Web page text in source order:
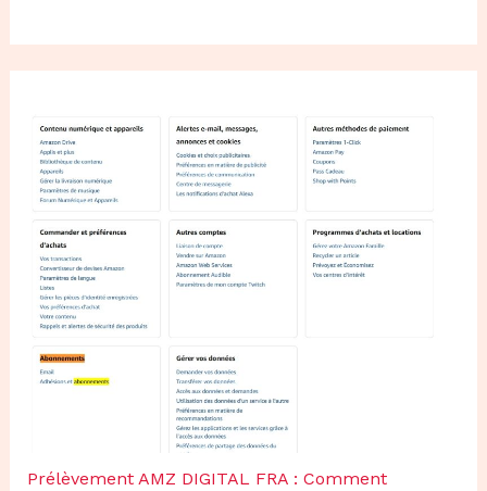
Prélèvement AMZ DIGITAL FRA : Comment